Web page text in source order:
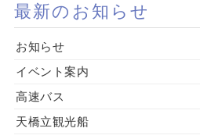
最新のお知らせ
お知らせ
イベント案内
高速バス
天橋立観光船